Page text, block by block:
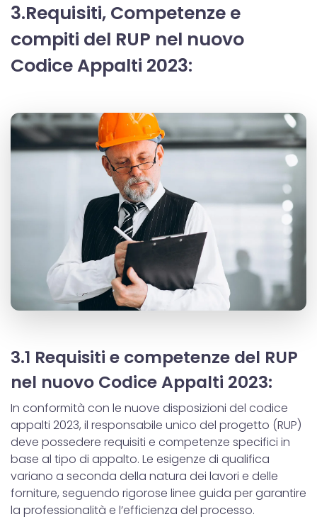
3.Requisiti, Competenze e
compiti del RUP nel nuovo
Codice Appalti 2023:
3.1 Requisiti e competenze del RUP
nel nuovo Codice Appalti 2023:
In conformità con le nuove disposizioni del codice
appalti 2023, il responsabile unico del progetto (RUP)
deve possedere requisiti e competenze specifici in
base al tipo di appalto. Le esigenze di qualifica
variano a seconda della natura dei lavori e delle
forniture, seguendo rigorose linee guida per garantire
la professionalità e l’efficienza del processo.